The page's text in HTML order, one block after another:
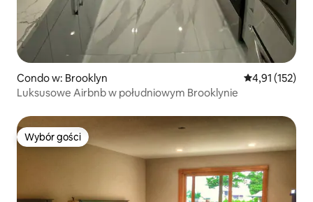
Condo w: Brooklyn Średnia
4,91 (152)
Luksusowe Airbnb w południowym Brooklynie
Wybór gości
Wybór gości